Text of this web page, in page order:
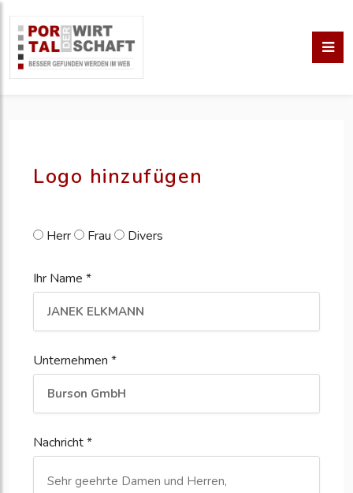
erstellen
Logo hinzufügen
Herr Frau Divers
Ihr Name *
Unternehmen *
Nachricht *